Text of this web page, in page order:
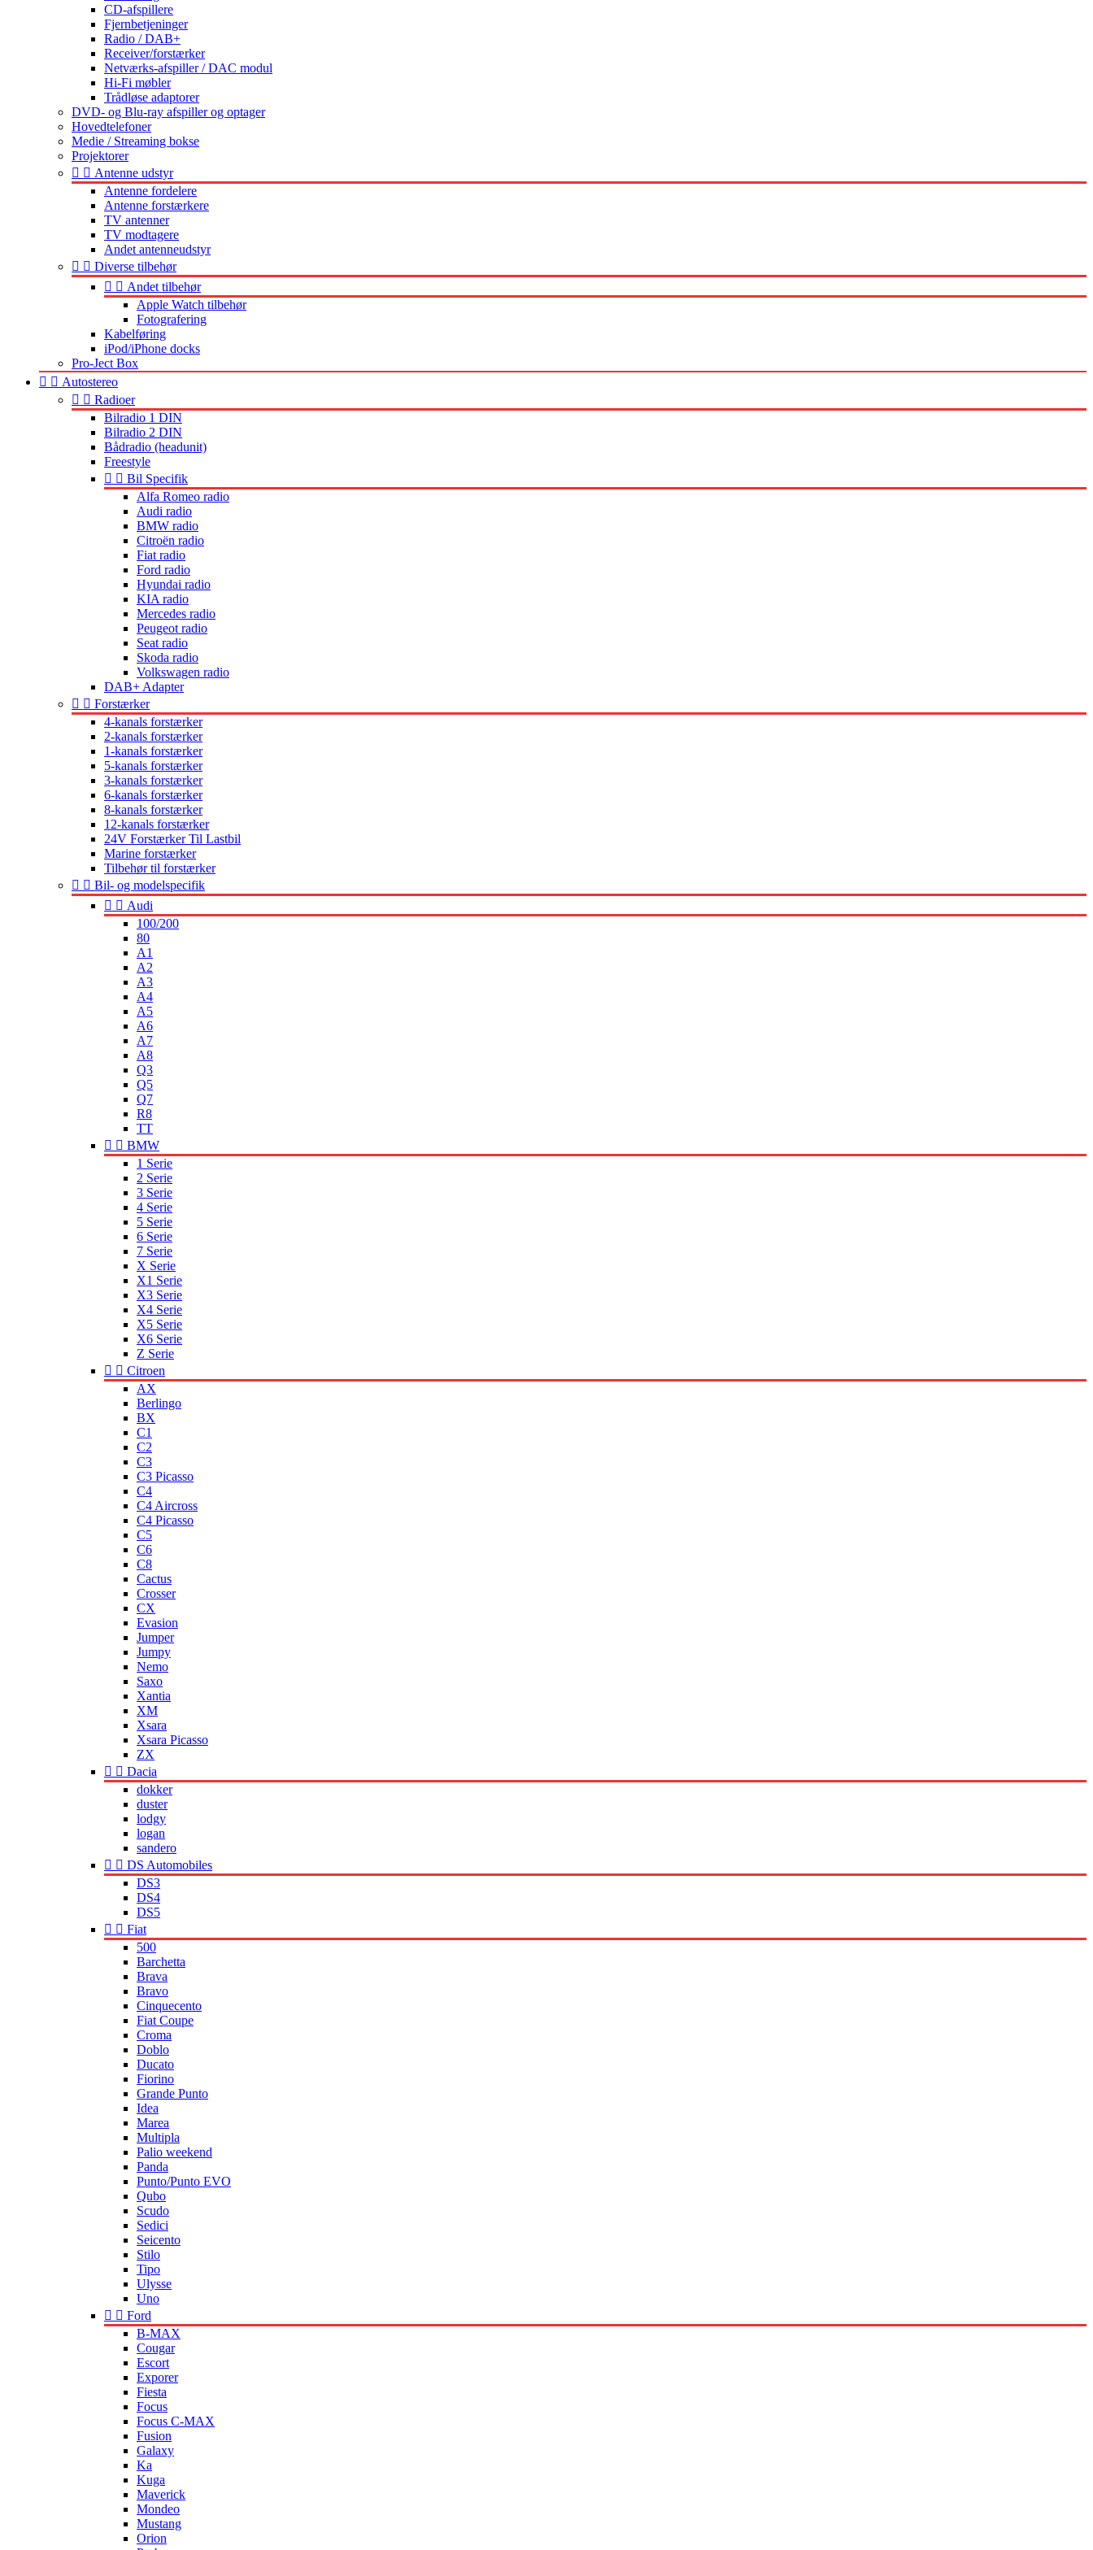
CD-afspillere
Fjernbetjeninger
Radio / DAB+
Receiver/forstærker
Netværks-afspiller / DAC modul
Hi-Fi møbler
Trådløse adaptorer
DVD- og Blu-ray afspiller og optager
Hovedtelefoner
Medie / Streaming bokse
Projektorer
  Antenne udstyr
Antenne fordelere
Antenne forstærkere
TV antenner
TV modtagere
Andet antenneudstyr
  Diverse tilbehør
  Andet tilbehør
Apple Watch tilbehør
Fotografering
Kabelføring
iPod/iPhone docks
Pro-Ject Box
  Autostereo
  Radioer
Bilradio 1 DIN
Bilradio 2 DIN
Bådradio (headunit)
Freestyle
  Bil Specifik
Alfa Romeo radio
Audi radio
BMW radio
Citroën radio
Fiat radio
Ford radio
Hyundai radio
KIA radio
Mercedes radio
Peugeot radio
Seat radio
Skoda radio
Volkswagen radio
DAB+ Adapter
  Forstærker
4-kanals forstærker
2-kanals forstærker
1-kanals forstærker
5-kanals forstærker
3-kanals forstærker
6-kanals forstærker
8-kanals forstærker
12-kanals forstærker
24V Forstærker Til Lastbil
Marine forstærker
Tilbehør til forstærker
  Bil- og modelspecifik
  Audi
100/200
80
A1
A2
A3
A4
A5
A6
A7
A8
Q3
Q5
Q7
R8
TT
  BMW
1 Serie
2 Serie
3 Serie
4 Serie
5 Serie
6 Serie
7 Serie
X Serie
X1 Serie
X3 Serie
X4 Serie
X5 Serie
X6 Serie
Z Serie
  Citroen
AX
Berlingo
BX
C1
C2
C3
C3 Picasso
C4
C4 Aircross
C4 Picasso
C5
C6
C8
Cactus
Crosser
CX
Evasion
Jumper
Jumpy
Nemo
Saxo
Xantia
XM
Xsara
Xsara Picasso
ZX
  Dacia
dokker
duster
lodgy
logan
sandero
  DS Automobiles
DS3
DS4
DS5
  Fiat
500
Barchetta
Brava
Bravo
Cinquecento
Fiat Coupe
Croma
Doblo
Ducato
Fiorino
Grande Punto
Idea
Marea
Multipla
Palio weekend
Panda
Punto/Punto EVO
Qubo
Scudo
Sedici
Seicento
Stilo
Tipo
Ulysse
Uno
  Ford
B-MAX
Cougar
Escort
Exporer
Fiesta
Focus
Focus C-MAX
Fusion
Galaxy
Ka
Kuga
Maverick
Mondeo
Mustang
Orion